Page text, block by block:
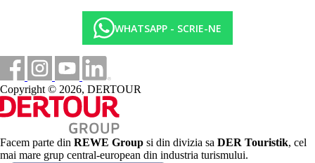
All Inclusive: 10:00 - 23:30, include mic dejun, pranz si cina tip
bufet, gustari usoare in timpul zilei. Cantitate nelimitata de
productie locala.
Categoria oficiala
4 stele
WHATSAPP - SCRIE-NE
Copyright © 2026, DERTOUR
Facem parte din REWE Group si din divizia sa DER Touristik, cel
mai mare grup central-european din industria turismului.